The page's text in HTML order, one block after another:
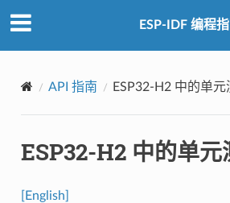
ESP-IDF 编程
API 指南 ESP32-H2 中的单元
ESP32-H2 中的单元
[English]